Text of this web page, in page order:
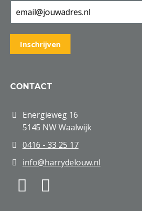
CONTACT
Energieweg 16
5145 NW Waalwijk
0416 - 33 25 17
info@harrydelouw.nl